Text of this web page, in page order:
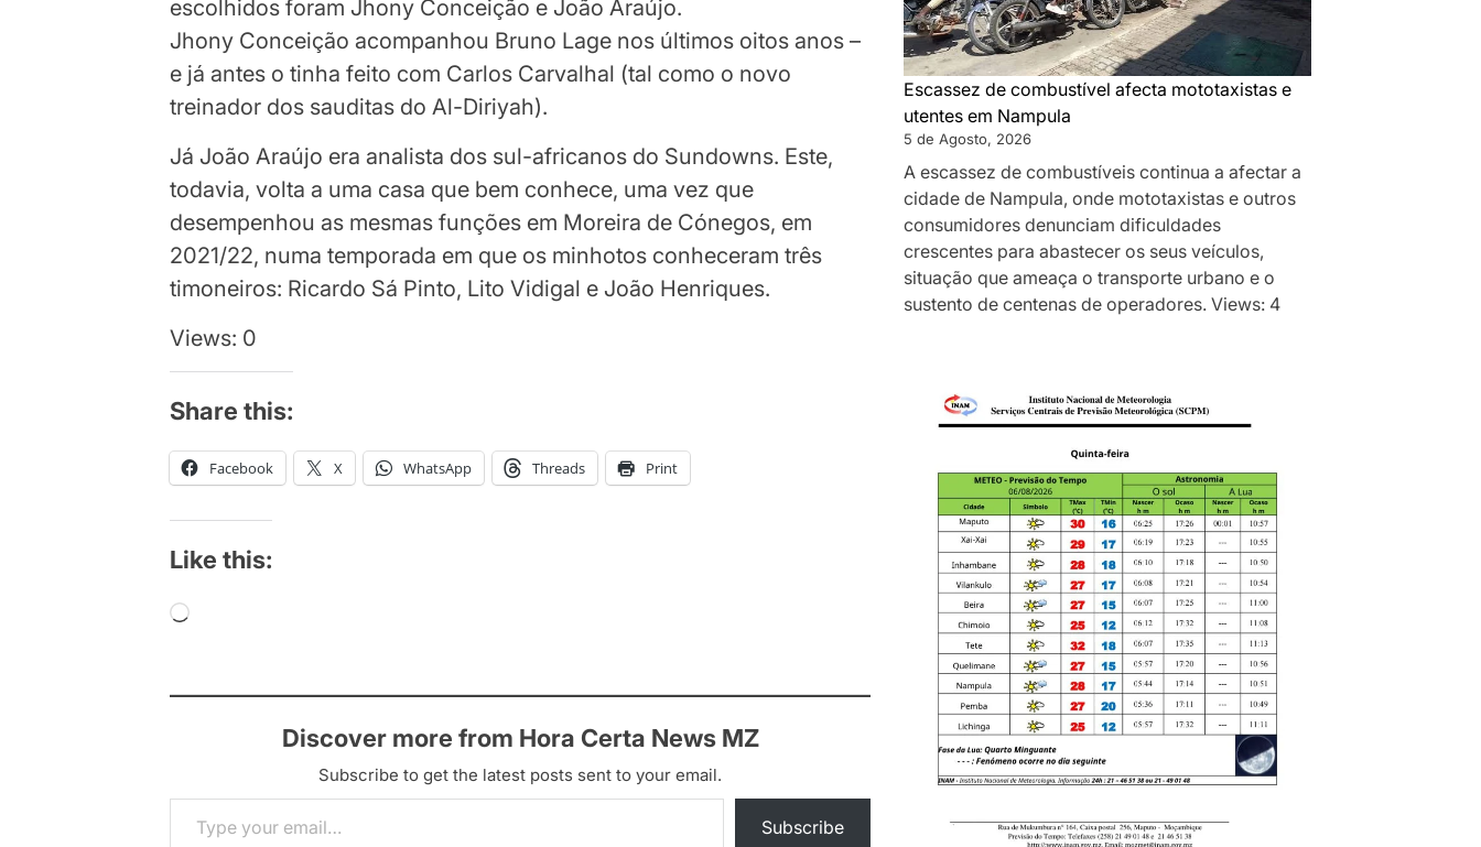
escolhidos foram Jhony Conceição e João Araújo.
Jhony Conceição acompanhou Bruno Lage nos últimos oitos anos –
e já antes o tinha feito com Carlos Carvalhal (tal como o novo
treinador dos sauditas do Al-Diriyah).
Já João Araújo era analista dos sul-africanos do Sundowns. Este,
todavia, volta a uma casa que bem conhece, uma vez que
desempenhou as mesmas funções em Moreira de Cónegos, em
2021/22, numa temporada em que os minhotos conheceram três
timoneiros: Ricardo Sá Pinto, Lito Vidigal e João Henriques.
Views: 0
Share this:
Facebook X WhatsApp Threads Print
Like this:
Loading…
Discover more from Hora Certa News MZ
Subscribe to get the latest posts sent to your email.
Type your email…
Subscribe
Escassez de combustível afecta mototaxistas e
utentes em Nampula
5 de Agosto, 2026
A escassez de combustíveis continua a afectar a
cidade de Nampula, onde mototaxistas e outros
consumidores denunciam dificuldades
crescentes para abastecer os seus veículos,
situação que ameaça o transporte urbano e o
sustento de centenas de operadores. Views: 4